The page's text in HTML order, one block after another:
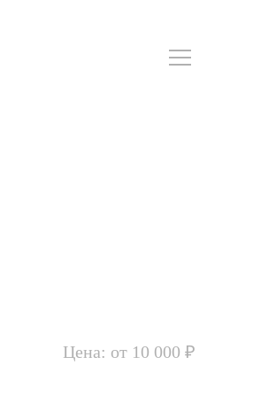
Цена: от 10 000 ₽